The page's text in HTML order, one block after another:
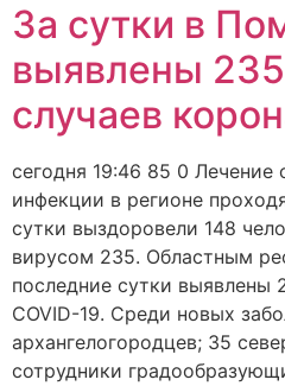
За сутки в
выявлены
случаев
сегодня 19:46 85 0 Лечение
инфекции в регионе
сутки выздоровели 148
вирусом 235. Областным
последние сутки выявлены
COVID-19. Среди новых
архангелогородцев; 35
сотрудники